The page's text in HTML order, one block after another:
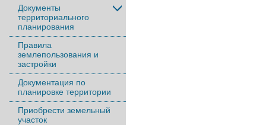
Документы
территориального
планирования
Правила
землепользования и
застройки
Документация по
планировке территории
Приобрести земельный
участок